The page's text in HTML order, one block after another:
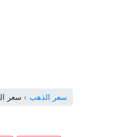
سعر الذهب سعر